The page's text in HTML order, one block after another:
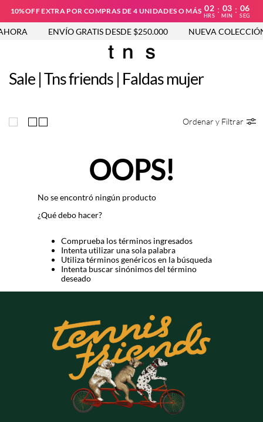
10%OFF EXTRA POR COMPRAS DE 4 UNIDADES O MÁS 02
HRS
: 03
MIN
: 06
SEG
ENVÍO GRATIS DESDE $250.000 NUEVA
Sale | Tns friends | Faldas mujer
Ordenar y Filtrar
OOPS!
No se encontró ningún producto
¿Qué debo hacer?
Comprueba los términos ingresados
Intenta utilizar una sola palabra
Utiliza términos genéricos en la búsqueda
Intenta buscar sinónimos del término
deseado